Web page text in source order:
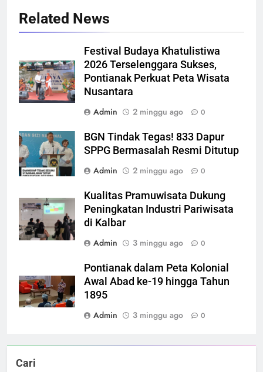
Related News
Festival Budaya Khatulistiwa
2026 Terselenggara Sukses,
Pontianak Perkuat Peta Wisata
Nusantara
Admin
2 minggu ago 0
BGN Tindak Tegas! 833 Dapur
SPPG Bermasalah Resmi Ditutup
Admin
2 minggu ago 0
Kualitas Pramuwisata Dukung
Peningkatan Industri Pariwisata
di Kalbar
Admin
3 minggu ago 0
Pontianak dalam Peta Kolonial
Awal Abad ke-19 hingga Tahun
1895
Admin
3 minggu ago 0
Cari